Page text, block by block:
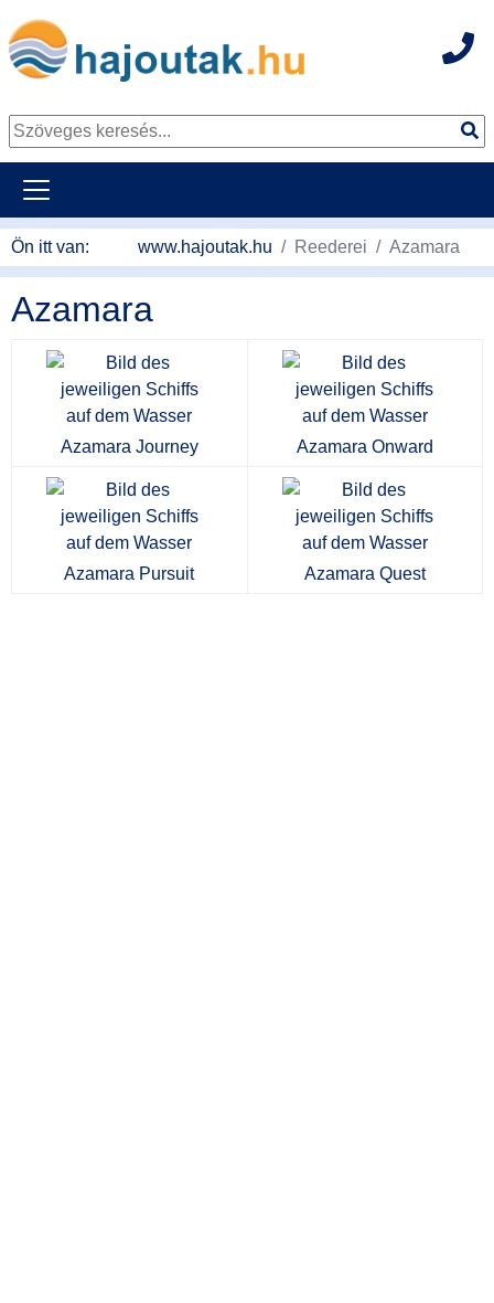
Ön itt van: www.hajoutak.hu Reederei Azamara
Azamara
Azamara Journey Azamara Onward
Azamara Pursuit Azamara Quest